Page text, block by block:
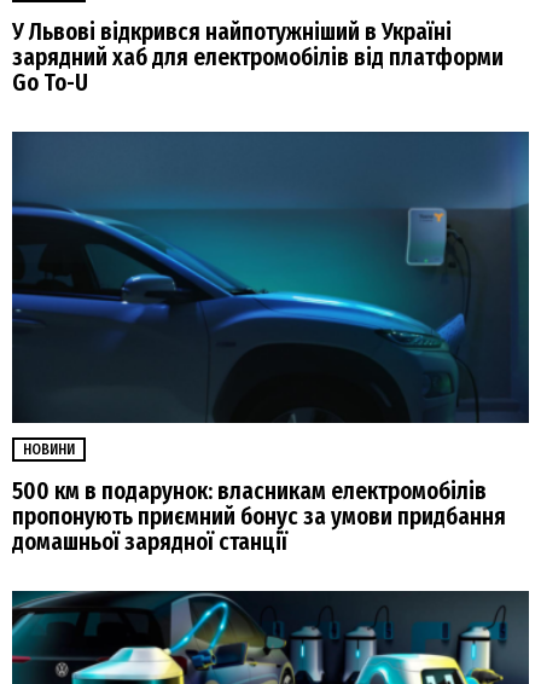
У Львові відкрився найпотужніший в Україні
зарядний хаб для електромобілів від платформи
Go To-U
НОВИНИ
500 км в подарунок: власникам електромобілів
пропонують приємний бонус за умови придбання
домашньої зарядної станції